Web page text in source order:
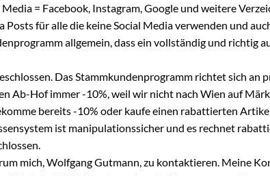
= Facebook, Instagram, Google und weitere
für alle die keine Social Media verwenden und
allgemein, dass ein vollständig und richtig
Das Stammkundenprogramm richtet sich an
Ab-Hof immer -10%, weil wir nicht nach Wien auf
bereits -10% oder kaufe einen rabattierten
ist manipulationssicher und es rechnet
mich, Wolfgang Gutmann, zu kontaktieren. Meine